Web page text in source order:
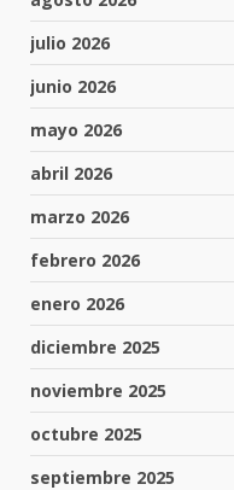
julio 2026
junio 2026
mayo 2026
abril 2026
marzo 2026
febrero 2026
enero 2026
diciembre 2025
noviembre 2025
octubre 2025
septiembre 2025